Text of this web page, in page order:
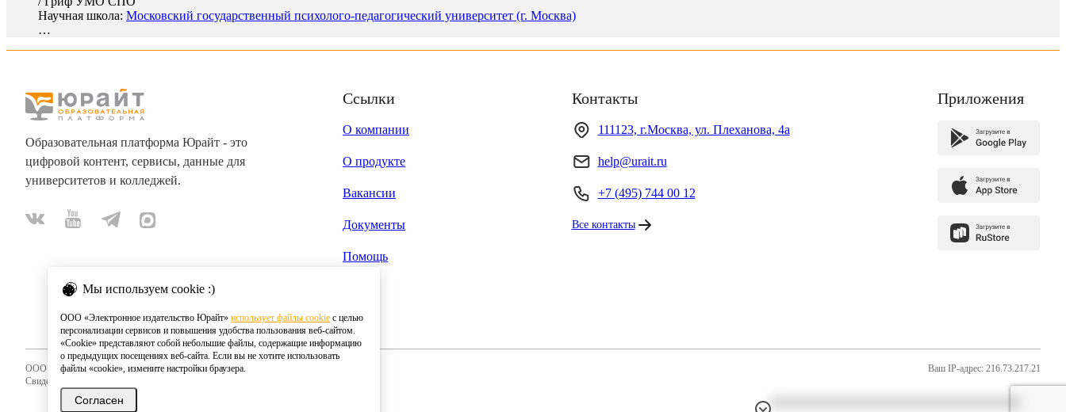
Научная школа: Московский государственный психолого-педагогический университет (г. Москва)
…
Мы используем cookie :)
ООО «Электронное издательство Юрайт» использует файлы cookie с целью
персонализации сервисов и повышения удобства пользования веб-сайтом.
«Cookie» представляют собой небольшие файлы, содержащие информацию
о предыдущих посещениях веб-сайта. Если вы не хотите использовать
файлы «cookie», измените настройки браузера.
Согласен
Образовательная платформа Юрайт - это
цифровой контент, сервисы, данные для
университетов и колледжей.
Ссылки
О компании
О продукте
Вакансии
Документы
Помощь
Контакты
111123, г.Москва, ул. Плеханова, 4а
help@urait.ru
+7 (495) 744 00 12
Все контакты
Приложения
ООО «Электронное издательство Юрайт»
Свидетельство о регистрации СМИ 2020
Ваш IP-адрес: 216.73.217.21